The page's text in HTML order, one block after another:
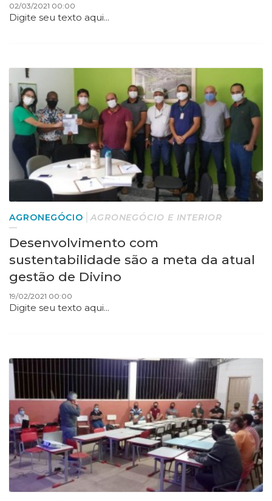
02/03/2021 00:00
Digite seu texto aqui...
AGRONEGÓCIO AGRONEGÓCIO E INTERIOR
Desenvolvimento com
sustentabilidade são a meta da atual
gestão de Divino
19/02/2021 00:00
Digite seu texto aqui...